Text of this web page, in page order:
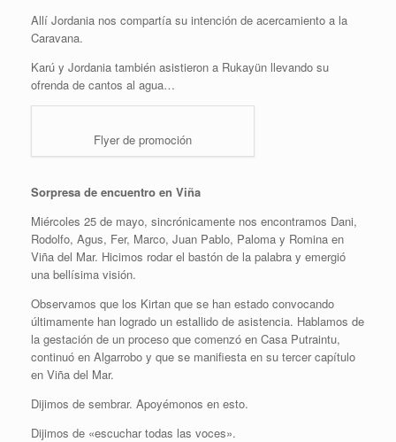
Allí Jordania nos compartía su intención de acercamiento a la
Caravana.
Karú y Jordania también asistieron a Rukayün llevando su
ofrenda de cantos al agua…
Flyer de promoción
Sorpresa de encuentro en Viña
Miércoles 25 de mayo, sincrónicamente nos encontramos Dani,
Rodolfo, Agus, Fer, Marco, Juan Pablo, Paloma y Romina en
Viña del Mar. Hicimos rodar el bastón de la palabra y emergió
una bellísima visión.
Observamos que los Kirtan que se han estado convocando
últimamente han logrado un estallido de asistencia. Hablamos de
la gestación de un proceso que comenzó en Casa Putraintu,
continuó en Algarrobo y que se manifiesta en su tercer capítulo
en Viña del Mar.
Dijimos de sembrar. Apoyémonos en esto.
Dijimos de «escuchar todas las voces».